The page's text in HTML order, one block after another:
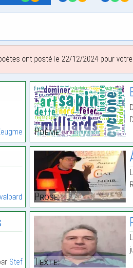
ont posté le 22/12/2024 pour
Poème:
Prose:
Stef Texte: